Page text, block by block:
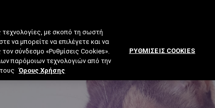
με σκοπό τη σωστή
να μπορείτε να επιλέγετε και να
σύνδεσμο «Ρυθμίσεις Cookies».
παρόμοιων τεχνολογιών από την
Όρους Χρήσης
ΡΥΘΜΙΣΕΙΣ COOKIES